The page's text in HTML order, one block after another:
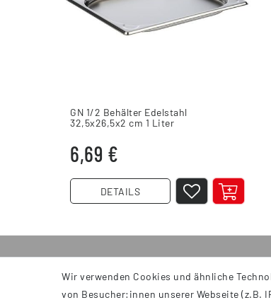
GN 1/2 Behälter Edelstahl
32,5x26,5x2 cm 1 Liter
6,69 €
DETAILS
INFORMATIONEN
Wir verwenden Cookies und ähnliche
von Besucher:innen unserer Webseite (z.B.